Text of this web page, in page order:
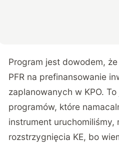
Program jest dowodem,
PFR na prefinansowanie
zaplanowanych w KPO.
programów, które
instrument uruchomiliśmy,
rozstrzygnięcia KE, bo